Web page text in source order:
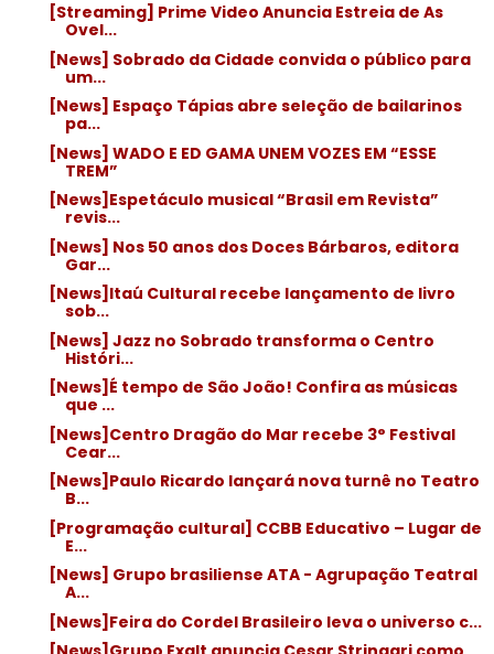
[Streaming] Prime Video Anuncia Estreia de As
Ovel...
[News] Sobrado da Cidade convida o público para
um...
[News] Espaço Tápias abre seleção de bailarinos
pa...
[News] WADO E ED GAMA UNEM VOZES EM “ESSE
TREM”
[News]Espetáculo musical “Brasil em Revista”
revis...
[News] Nos 50 anos dos Doces Bárbaros, editora
Gar...
[News]Itaú Cultural recebe lançamento de livro
sob...
[News] Jazz no Sobrado transforma o Centro
Históri...
[News]É tempo de São João! Confira as músicas
que ...
[News]Centro Dragão do Mar recebe 3° Festival
Cear...
[News]Paulo Ricardo lançará nova turnê no Teatro
B...
[Programação cultural] CCBB Educativo – Lugar de
E...
[News] Grupo brasiliense ATA - Agrupação Teatral
A...
[News]Feira do Cordel Brasileiro leva o universo c...